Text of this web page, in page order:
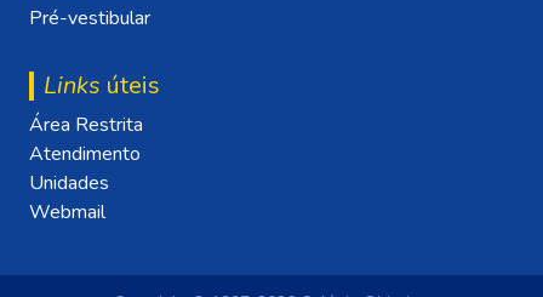
Pré-vestibular
Links úteis
Área Restrita
Atendimento
Unidades
Webmail